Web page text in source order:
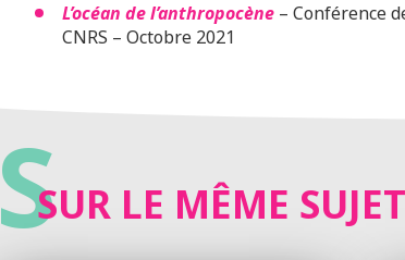
L’océan de l’anthropocène – Conférence
CNRS – Octobre 2021
SSUR LE MÊME SUJET